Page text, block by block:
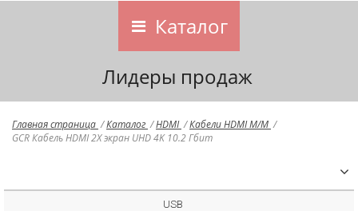
Каталог
Лидеры продаж
Главная страница /Каталог /HDMI /Кабели HDMI M/M /
GCR Кабель HDMI 2Х экран UHD 4K 10.2 Гбит
USB